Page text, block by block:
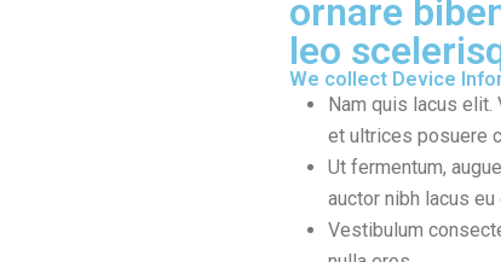
ornare
leo
We collect Device
Nam quis lacus
et ultrices posuere
Ut fermentum,
auctor nibh lacus eu
Vestibulum